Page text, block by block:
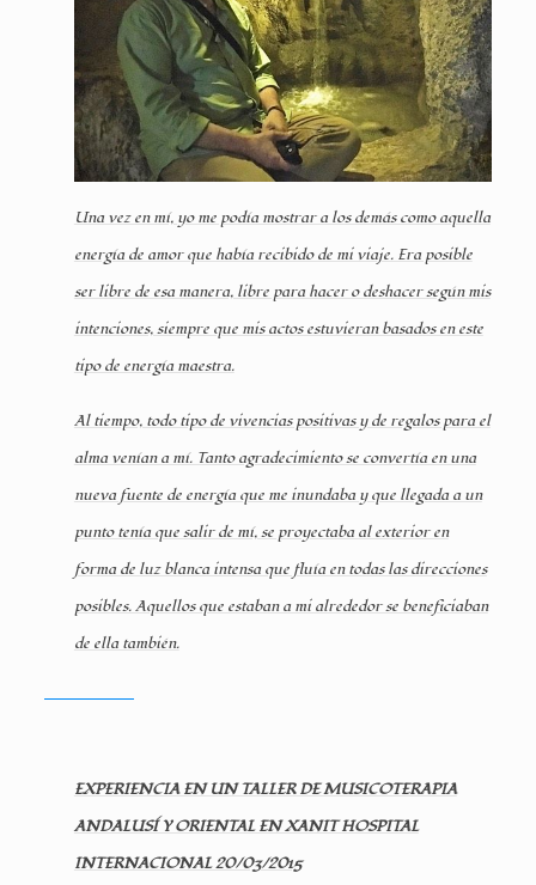
Una vez en mí, yo me podía mostrar a los demás como aquella
energía de amor que había recibido de mi viaje. Era posible
ser libre de esa manera, libre para hacer o deshacer según mis
intenciones, siempre que mis actos estuvieran basados en este
tipo de energía maestra.
Al tiempo, todo tipo de vivencias positivas y de regalos para el
alma venían a mí. Tanto agradecimiento se convertía en una
nueva fuente de energía que me inundaba y que llegada a un
punto tenía que salir de mí, se proyectaba al exterior en
forma de luz blanca intensa que fluía en todas las direcciones
posibles. Aquellos que estaban a mi alrededor se beneficiaban
de ella también.
EXPERIENCIA EN UN TALLER DE MUSICOTERAPIA
ANDALUSÍ Y ORIENTAL EN XANIT HOSPITAL
INTERNACIONAL 20/03/2015